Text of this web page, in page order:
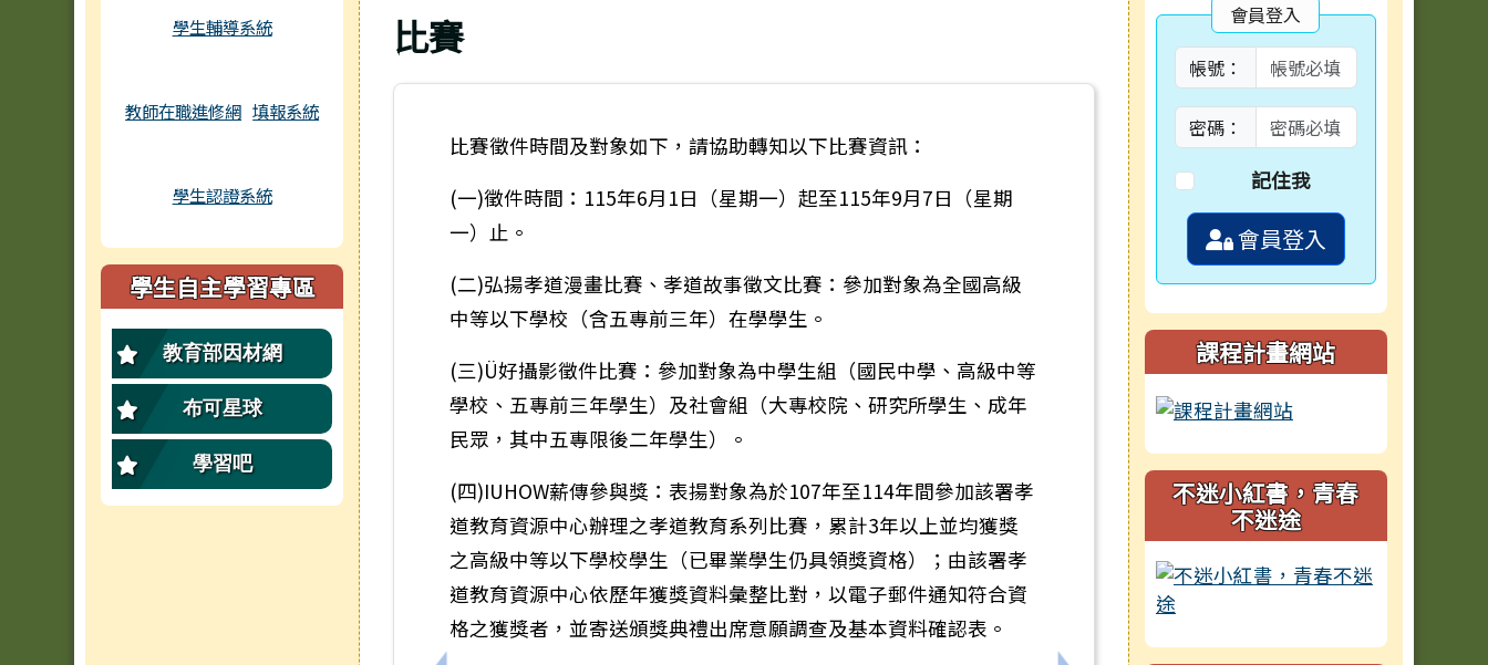
學生輔導系統
教師在職進修網 填報系統
學生認證系統
學生自主學習專區
教育部因材網
布可星球
學習吧
比賽
比賽徵件時間及對象如下，請協助轉知以下比賽資訊：
(一)徵件時間：115年6月1日（星期一）起至115年9月7日（星期
一）止。
(二)弘揚孝道漫畫比賽、孝道故事徵文比賽：參加對象為全國高級
中等以下學校（含五專前三年）在學學生。
(三)Ü好攝影徵件比賽：參加對象為中學生組（國民中學、高級中等
學校、五專前三年學生）及社會組（大專校院、研究所學生、成年
民眾，其中五專限後二年學生）。
(四)IUHOW薪傳參與獎：表揚對象為於107年至114年間參加該署孝
道教育資源中心辦理之孝道教育系列比賽，累計3年以上並均獲獎
之高級中等以下學校學生（已畢業學生仍具領獎資格）；由該署孝
道教育資源中心依歷年獲獎資料彙整比對，以電子郵件通知符合資
格之獲獎者，並寄送頒獎典禮出席意願調查及基本資料確認表。
會員登入
帳號：
密碼：
記住我
會員登入
課程計畫網站
不迷小紅書，青春
不迷途